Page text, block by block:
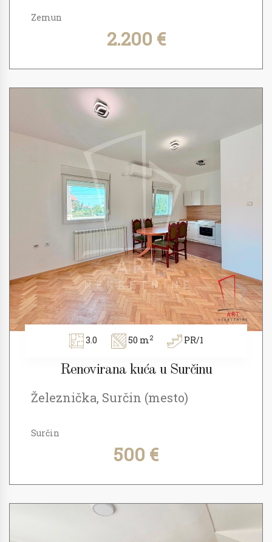
Zemun
2.200 €
3.0 50 m2 PR/1
Renovirana kuća u Surčinu
Železnička, Surčin (mesto)
Surčin
500 €